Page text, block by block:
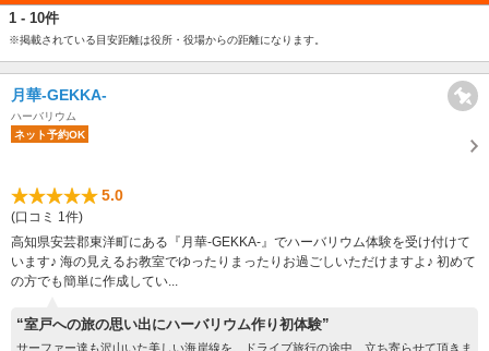
1 - 10件
※掲載されている目安距離は役所・役場からの距離になります。
月華-GEKKA-
ハーバリウム
ネット予約OK
5.0
(口コミ 1件)
高知県安芸郡東洋町にある『月華-GEKKA-』でハーバリウム体験を受け付けて
います♪ 海の見えるお教室でゆったりまったりお過ごしいただけますよ♪ 初めて
の方でも簡単に作成してい...
“室戸への旅の思い出にハーバリウム作り初体験”
サーファー達も沢山いた美しい海岸線を、ドライブ旅行の途中、立ち寄らせて頂きま